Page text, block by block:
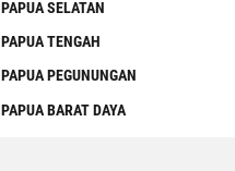
PAPUA SELATAN
PAPUA TENGAH
PAPUA PEGUNUNGAN
PAPUA BARAT DAYA